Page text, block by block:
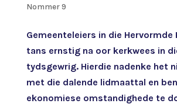
Nommer 9
Gemeenteleiers in die Hervormde
tans ernstig na oor kerkwees in
tydsgewrig. Hierdie nadenke het
met die dalende lidmaattal en
ekonomiese omstandighede te